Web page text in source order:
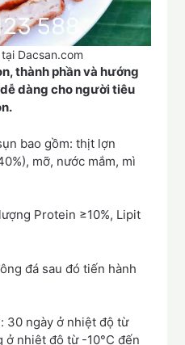
Dacsan.com
thành phần và hướng
dàng cho người tiêu
bao gồm: thịt lợn
mỡ, nước mắm, mì
Protein ≥10%, Lipit
đá sau đó tiến hành
30 ngày ở nhiệt độ từ
ở nhiệt độ từ -10°C đến